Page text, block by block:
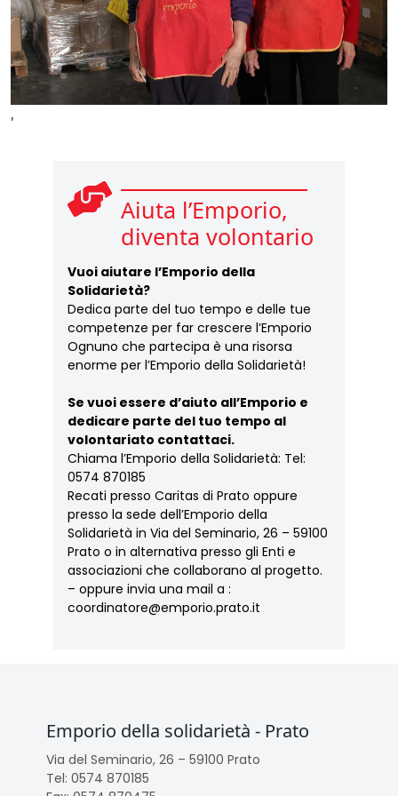
'
Aiuta l’Emporio,
diventa volontario
Vuoi aiutare l’Emporio della
Solidarietà?
Dedica parte del tuo tempo e delle tue
competenze per far crescere l’Emporio
Ognuno che partecipa è una risorsa
enorme per l’Emporio della Solidarietà!
Se vuoi essere d’aiuto all’Emporio e
dedicare parte del tuo tempo al
volontariato contattaci.
Chiama l’Emporio della Solidarietà: Tel:
0574 870185
Recati presso Caritas di Prato oppure
presso la sede dell’Emporio della
Solidarietà in Via del Seminario, 26 – 59100
Prato o in alternativa presso gli Enti e
associazioni che collaborano al progetto.
– oppure invia una mail a :
coordinatore@emporio.prato.it
Emporio della solidarietà - Prato
Via del Seminario, 26 – 59100 Prato
Tel: 0574 870185